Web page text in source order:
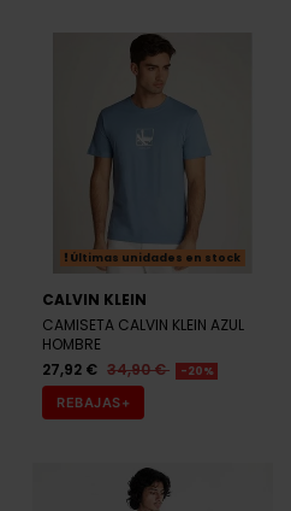
Últimas unidades en stock
CALVIN KLEIN
CAMISETA CALVIN KLEIN AZUL
HOMBRE
27,92 € 34,90 € -20%
REBAJAS+